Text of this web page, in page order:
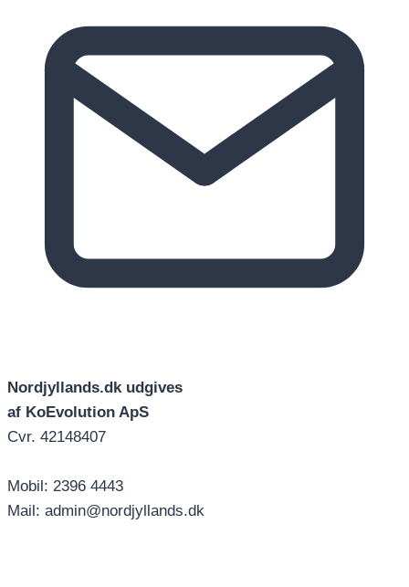
Nordjyllands.dk udgives
af KoEvolution ApS
Cvr. 42148407
Mobil: 2396 4443
Mail: admin@nordjyllands.dk